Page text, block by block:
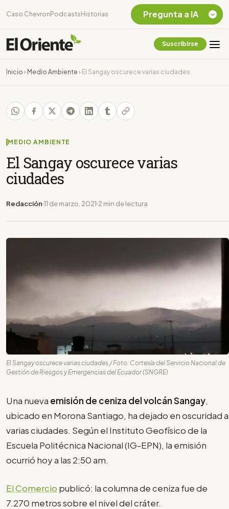
Caso Chevron Podcasts Historias
Suscribirse
Inicio › Medio Ambiente › El Sangay oscurece varias ciudades
MEDIO AMBIENTE
El Sangay oscurece varias
ciudades
Redacción 11 de marzo, 2021 2 min de lectura
El Sangay oscurece varias ciudades / Foto: Cortesía del Servicio Nacional de
Gestión de Riesgos y Emergencias del Ecuador (SNGRE)
Una nueva emisión de ceniza del volcán Sangay,
ubicado en Morona Santiago, ha dejado en oscuridad a
varias ciudades. Según el Instituto Geofísico de la
Escuela Politécnica Nacional (IG-EPN), la emisión
ocurrió hoy a las 2:50 am.
El Comercio publicó: la columna de ceniza fue de
7.270 metros sobre el nivel del cráter.
Pregunta a IA
Chevron Ecuador